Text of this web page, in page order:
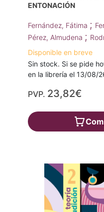
ENTONACIÓN
Fernández, Fátima ;
Pérez, Almudena ;
Disponible en breve
Sin stock. Si se pide
en la librería el 13/08/
PVP. 23,82€